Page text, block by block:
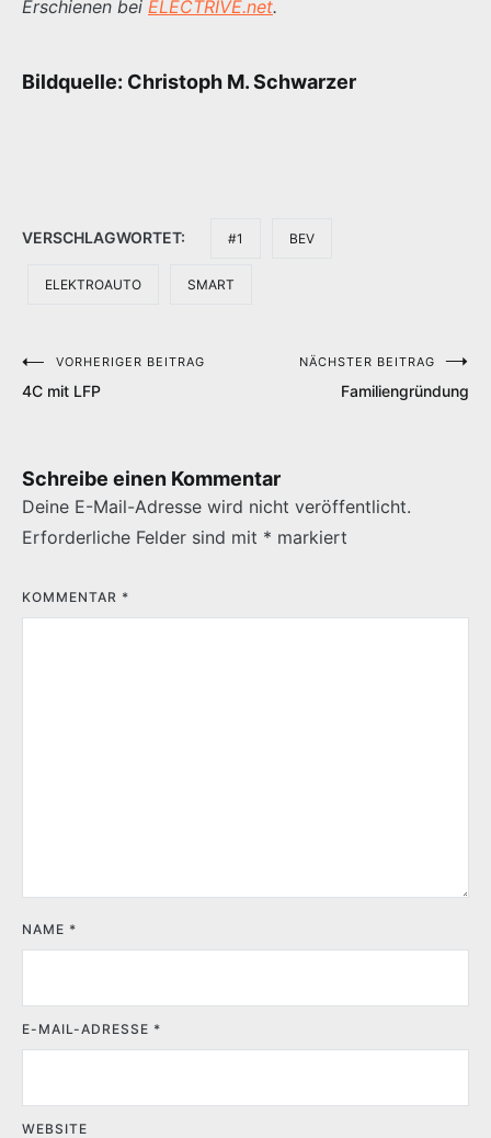
Erschienen bei ELECTRIVE.net.
Bildquelle: Christoph M. Schwarzer
VERSCHLAGWORTET: #1 BEV
ELEKTROAUTO SMART
Beitragsnavigation
VORHERIGER BEITRAG
4C mit LFP
NÄCHSTER BEITRAG
Familiengründung
Schreibe einen Kommentar
Deine E-Mail-Adresse wird nicht veröffentlicht.
Erforderliche Felder sind mit * markiert
KOMMENTAR *
NAME *
E-MAIL-ADRESSE *
WEBSITE